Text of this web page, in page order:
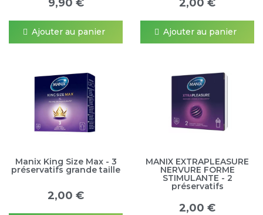
9,90 €
Ajouter au panier
2,00 €
Ajouter au panier
Manix King Size Max - 3
préservatifs grande taille
2,00 €
MANIX EXTRAPLEASURE
NERVURE FORME
STIMULANTE - 2
préservatifs
2,00 €